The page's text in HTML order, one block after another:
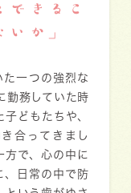
できるこ
いか」
一つの強烈な
勤務していた時
どもたちや、
合ってきまし
方で、心の中に
、日常の中で防